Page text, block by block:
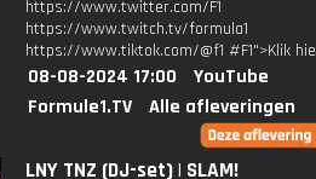
https://www.twitter.com/F1
https://www.twitch.tv/formula1
https://www.tiktok.com/@f1 #F1">Klik
08-08-2024 17:00
YouTube
Formule1.TV
Alle afleveringen
LNY TNZ (DJ-set) | SLAM!